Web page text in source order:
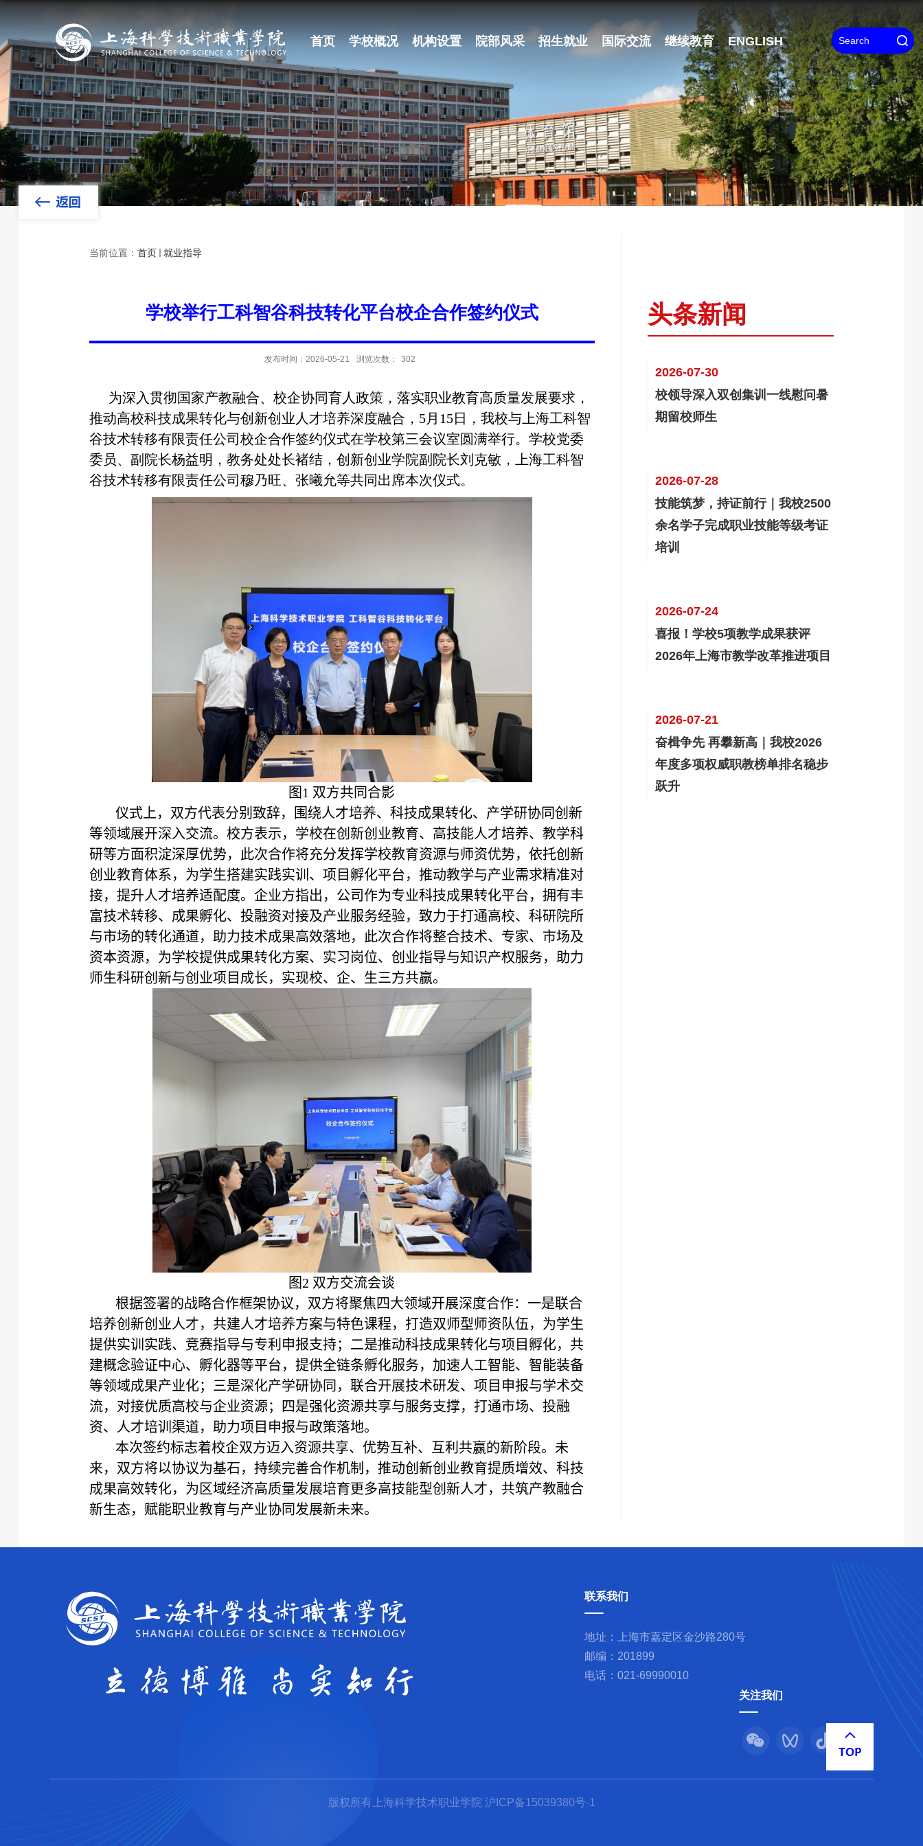
首页 学校概况 机构设置 院部风采 招生就业 国际交流 继续教育 ENGLISH
当前位置：首页 就业指导
学校举行工科智谷科技转化平台校企合作签约仪式
发布时间：2026-05-21 浏览次数： 302
为深入贯彻国家产教融合、校企协同育人政策，落实职业教育高质量发展要求，
推动高校科技成果转化与创新创业人才培养深度融合，5月15日，我校与上海工科智
谷技术转移有限责任公司校企合作签约仪式在学校第三会议室圆满举行。学校党委
委员、副院长杨益明，教务处处长褚结，创新创业学院副院长刘克敏，上海工科智
谷技术转移有限责任公司穆乃旺、张曦允等共同出席本次仪式。
图1 双方共同合影
仪式上，双方代表分别致辞，围绕人才培养、科技成果转化、产学研协同创新
等领域展开深入交流。校方表示，学校在创新创业教育、高技能人才培养、教学科
研等方面积淀深厚优势，此次合作将充分发挥学校教育资源与师资优势，依托创新
创业教育体系，为学生搭建实践实训、项目孵化平台，推动教学与产业需求精准对
接，提升人才培养适配度。企业方指出，公司作为专业科技成果转化平台，拥有丰
富技术转移、成果孵化、投融资对接及产业服务经验，致力于打通高校、科研院所
与市场的转化通道，助力技术成果高效落地，此次合作将整合技术、专家、市场及
资本资源，为学校提供成果转化方案、实习岗位、创业指导与知识产权服务，助力
师生科研创新与创业项目成长，实现校、企、生三方共赢。
图2 双方交流会谈
根据签署的战略合作框架协议，双方将聚焦四大领域开展深度合作：一是联合
培养创新创业人才，共建人才培养方案与特色课程，打造双师型师资队伍，为学生
提供实训实践、竞赛指导与专利申报支持；二是推动科技成果转化与项目孵化，共
建概念验证中心、孵化器等平台，提供全链条孵化服务，加速人工智能、智能装备
等领域成果产业化；三是深化产学研协同，联合开展技术研发、项目申报与学术交
流，对接优质高校与企业资源；四是强化资源共享与服务支撑，打通市场、投融
资、人才培训渠道，助力项目申报与政策落地。
本次签约标志着校企双方迈入资源共享、优势互补、互利共赢的新阶段。未
来，双方将以协议为基石，持续完善合作机制，推动创新创业教育提质增效、科技
成果高效转化，为区域经济高质量发展培育更多高技能型创新人才，共筑产教融合
新生态，赋能职业教育与产业协同发展新未来。
头条新闻
2026-07-30
校领导深入双创集训一线慰问暑
期留校师生
2026-07-28
技能筑梦，持证前行｜我校2500
余名学子完成职业技能等级考证
培训
2026-07-24
喜报！学校5项教学成果获评
2026年上海市教学改革推进项目
2026-07-21
奋楫争先 再攀新高｜我校2026
年度多项权威职教榜单排名稳步
跃升
联系我们
地址：上海市嘉定区金沙路280号
邮编：201899
电话：021-69990010
关注我们
版权所有上海科学技术职业学院 沪ICP备15039380号-1